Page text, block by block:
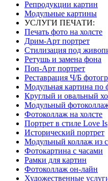
Репродукции картин
Модульные картины
УСЛУГИ ПЕЧАТИ:
Печать фото на холсте
Дрим-Арт портрет
Стилизация под
Ретушь и замена фона
Поп-Арт портрет
Реставрация Ч/Б
Модульная картина по
Круглый и овальный
Модульный
Фотоколлаж на холсте
Портрет в стиле Love Is
Исторический портрет
Модульный коллаж из
Фотокартина с часами
Рамки для картин
Фотоколлаж он-лайн
Художественные